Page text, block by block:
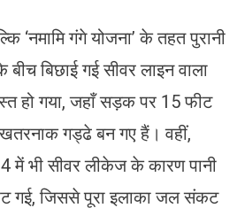
‘नमामि गंगे योजना’ के तहत पुरानी
बीच बिछाई गई सीवर लाइन वाला
हो गया, जहाँ सड़क पर 15 फीट
गड्ढे बन गए हैं। वहीं,
में भी सीवर लीकेज के कारण पानी
गई, जिससे पूरा इलाका जल संकट